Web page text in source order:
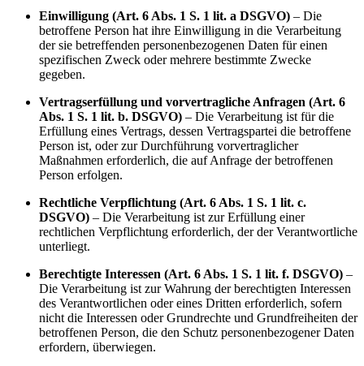
Einwilligung (Art. 6 Abs. 1 S. 1 lit. a DSGVO) – Die
betroffene Person hat ihre Einwilligung in die Verarbeitung
der sie betreffenden personenbezogenen Daten für einen
spezifischen Zweck oder mehrere bestimmte Zwecke
gegeben.
Vertragserfüllung und vorvertragliche Anfragen (Art. 6
Abs. 1 S. 1 lit. b. DSGVO) – Die Verarbeitung ist für die
Erfüllung eines Vertrags, dessen Vertragspartei die betroffene
Person ist, oder zur Durchführung vorvertraglicher
Maßnahmen erforderlich, die auf Anfrage der betroffenen
Person erfolgen.
Rechtliche Verpflichtung (Art. 6 Abs. 1 S. 1 lit. c.
DSGVO) – Die Verarbeitung ist zur Erfüllung einer
rechtlichen Verpflichtung erforderlich, der der Verantwortliche
unterliegt.
Berechtigte Interessen (Art. 6 Abs. 1 S. 1 lit. f. DSGVO) –
Die Verarbeitung ist zur Wahrung der berechtigten Interessen
des Verantwortlichen oder eines Dritten erforderlich, sofern
nicht die Interessen oder Grundrechte und Grundfreiheiten der
betroffenen Person, die den Schutz personenbezogener Daten
erfordern, überwiegen.